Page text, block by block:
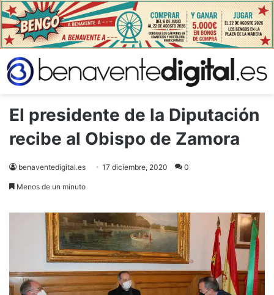
El presidente de la Diputación
recibe al Obispo de Zamora
benaventedigital.es 17 diciembre, 2020 0
Menos de un minuto